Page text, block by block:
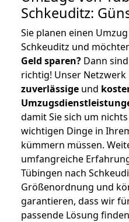
Schkeuditz:
Sie planen einen
Schkeuditz und
Geld sparen? Dann
richtig! Unser
zuverlässige und
damit Sie sich um
wichtigen Dinge in
kümmern müssen.
umfangreiche
Tübingen nach
Größenordnung und
garantieren, dass wir
passende Lösung